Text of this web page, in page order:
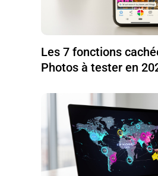
Les 7 fonctions
Photos à tester en